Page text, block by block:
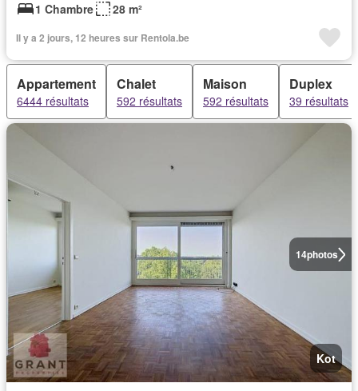
1 Chambre
28 m²
Il y a 2 jours, 12 heures sur Rentola.be
Appartement
6444 résultats
Chalet
592 résultats
Maison
592 résultats
Duplex
39 résultats
14photos
Kot